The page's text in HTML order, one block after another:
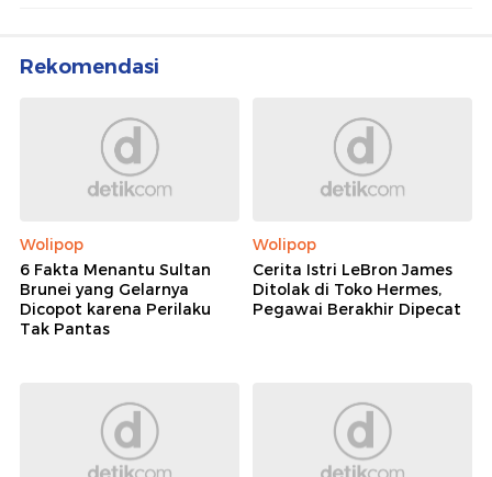
Rekomendasi
Wolipop
6 Fakta Menantu Sultan
Brunei yang Gelarnya
Dicopot karena Perilaku
Tak Pantas
Wolipop
Cerita Istri LeBron James
Ditolak di Toko Hermes,
Pegawai Berakhir Dipecat